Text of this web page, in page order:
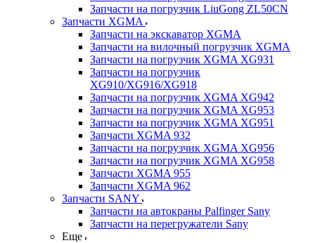
Запчасти на погрузчик LiuGong ZL50CN
Запчасти XGMA
Запчасти на экскаватор XGMA
Запчасти на вилочный погрузчик XGMA
Запчасти на погрузчик XGMA XG931
Запчасти на погрузчик
XG910/XG916/XG918
Запчасти на погрузчик XGMA XG942
Запчасти на погрузчик XGMA XG953
Запчасти на погрузчик XGMA XG951
Запчасти XGMA 932
Запчасти на погрузчик XGMA XG956
Запчасти на погрузчик XGMA XG958
Запчасти XGMA 955
Запчасти XGMA 962
Запчасти SANY
Запчасти на автокраны Palfinger Sany
Запчасти на перегружатели Sany
Еще